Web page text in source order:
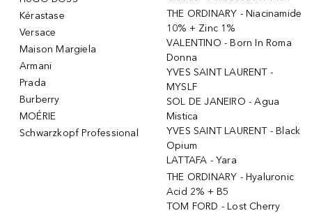
Kérastase
Versace
Maison Margiela
Armani
Prada
Burberry
MOÉRIE
Schwarzkopf Professional
THE ORDINARY - Niacinamide
10% + Zinc 1%
VALENTINO - Born In Roma
Donna
YVES SAINT LAURENT -
MYSLF
SOL DE JANEIRO - Agua
Mistica
YVES SAINT LAURENT - Black
Opium
LATTAFA - Yara
THE ORDINARY - Hyaluronic
Acid 2% + B5
TOM FORD - Lost Cherry